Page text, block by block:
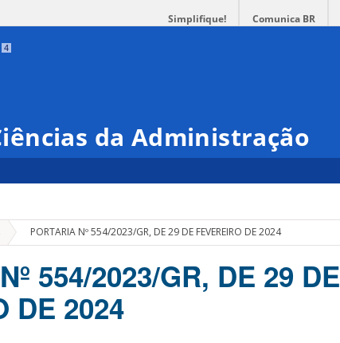
Simplifique! Comunica BR
4
da Administração
» PORTARIA Nº 554/2023/GR, DE 29 DE FEVEREIRO DE 2024
554/2023/GR, DE 29 DE
DE 2024